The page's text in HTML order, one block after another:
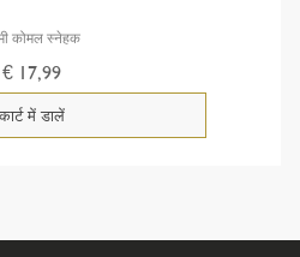
कोमल स्नेहक
€ 17,99